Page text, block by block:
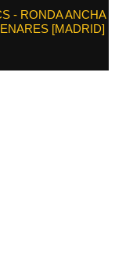
- RONDA ANCHA
[MADRID]